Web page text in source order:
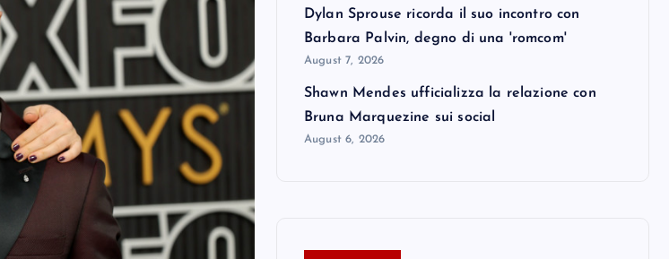
Dylan Sprouse ricorda il suo incontro con
Barbara Palvin, degno di una 'romcom'
August 7, 2026
Shawn Mendes ufficializza la relazione con
Bruna Marquezine sui social
August 6, 2026